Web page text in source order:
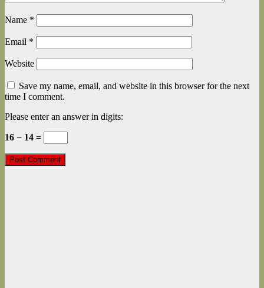
Name *
Email *
Website
Save my name, email, and website in this browser for the next
time I comment.
Please enter an answer in digits:
16 − 14 =